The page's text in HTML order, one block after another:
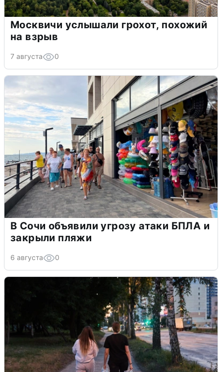
Москвичи услышали грохот, похожий
на взрыв
7 августа 0
В Сочи объявили угрозу атаки БПЛА и
закрыли пляжи
6 августа 0